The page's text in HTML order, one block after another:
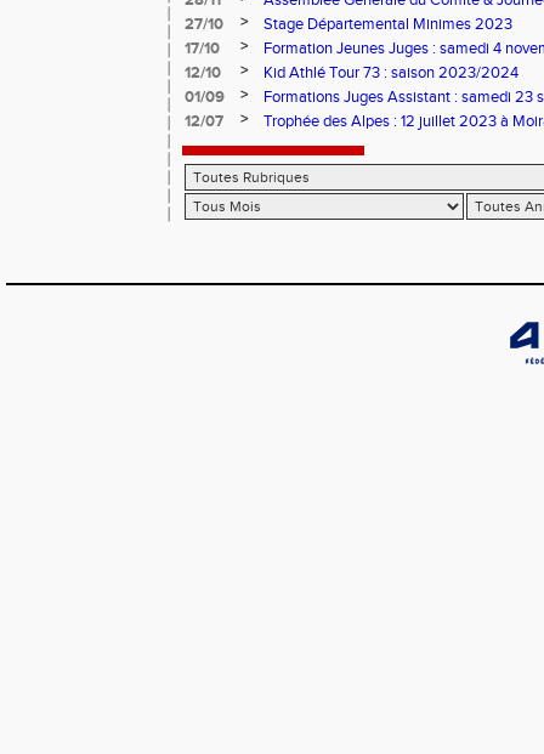
27/10
>
Stage Départemental Minimes 2023
17/10
>
Formation Jeunes Juges : samedi 4
12/10
>
Kid Athlé Tour 73 : saison 2023/2024
01/09
>
Formations Juges Assistant : samedi 23
12/07
> Trophée des Alpes : 12 juillet 2023 à